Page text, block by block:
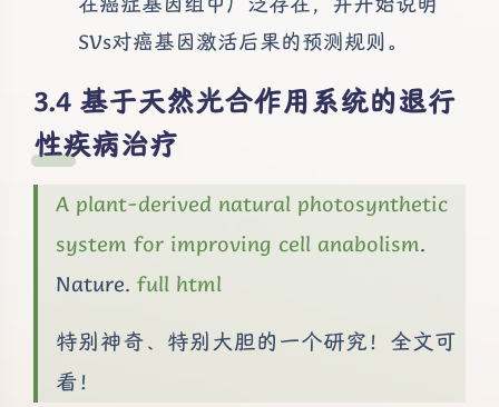
SVs对癌基因激活后果的预测规则。
基于天然光合作用系统的退行
性疾病治疗
A plant-derived natural photosynthetic
system for improving cell anabolism.
Nature. full html
特别神奇、特别大胆的一个研究！全文可
看！